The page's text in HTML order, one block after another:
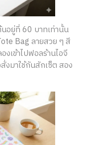
นอยู่ที่ 60 บาทเท่านั้น
Bag ลายสวย ๆ สี
งเข้าไปฟอลร้านไอจี
งมาใช้กันสักเซ็ต สอง